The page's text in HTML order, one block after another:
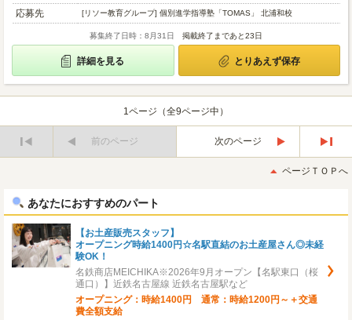
応募先
[リソー教育グループ] 個別進学指導塾「TOMAS」 北浦和校
募集終了日時：8月31日 掲載終了まであと23日
詳細を見る とりあえず保存
1ページ（全9ページ中）
前のページ
次のページ
後
ページＴＯＰへ
あなたにおすすめのパート
【お土産販売スタッフ】
オープニング時給1400円☆名駅直結のお土産屋さん◎未経
験OK！
名鉄商店MEICHIKA※2026年9月オープン【名駅東口（桜
通口）】近鉄名古屋線 近鉄名古屋駅など
オープニング：時給1400円 通常：時給1200円～＋交通
費全額支給